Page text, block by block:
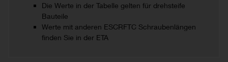
Die Werte in der Tabelle gelten für drehsteife
Bauteile
Werte mit anderen ESCRFTC Schraubenlängen
finden Sie in der ETA